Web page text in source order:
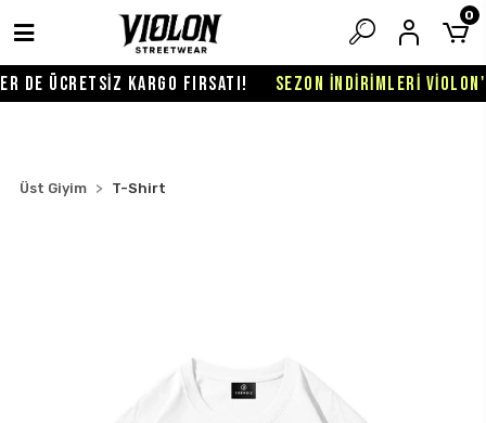
ÜCRETSİZ KARGO FIRSATI! SEZON İNDİRİMLERİ
0
Üst Giyim T-Shirt